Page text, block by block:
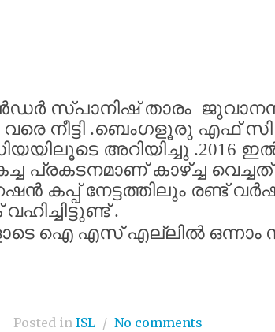
സ്പാനിഷ് താരം
വരെ നീട്ടി .ബെംഗളൂരു എഫ് സി
അറിയിച്ചു .2016
പ്രകടനമാണ് കാഴ്ച്ച വെച്ചത്
കപ്പ് നേട്ടത്തിലും രണ്ട്
വഹിച്ചിട്ടുണ്ട്.
ഐ എസ്‌ എല്ലിൽ
Posted in ISL / No comments